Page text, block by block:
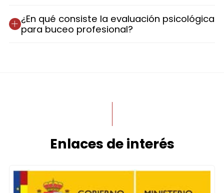
¿En qué consiste la evaluación psicológica
para buceo profesional?
Enlaces de interés